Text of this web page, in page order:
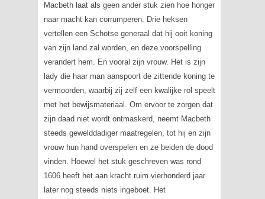
Macbethlaat als geen ander stuk zien hoe honger
naar macht kan corrumperen. Drie heksen
vertellen een Schotse generaal dat hij ooit koning
van zijn land zal worden, en deze voorspelling
verandert hem. En vooral zijn vrouw. Het is zijn
lady die haar man aanspoort de zittende koning te
vermoorden, waarbij zij zelf een kwalijke rol speelt
met het bewijsmateriaal. Om ervoor te zorgen dat
zijn daad niet wordt ontmaskerd, neemt Macbeth
steeds gewelddadiger maatregelen, tot hij en zijn
vrouw hun hand overspelen en ze beiden de dood
vinden. Hoewel het stuk geschreven was rond
1606 heeft het aan kracht ruim vierhonderd jaar
later nog steeds niets ingeboet. Het